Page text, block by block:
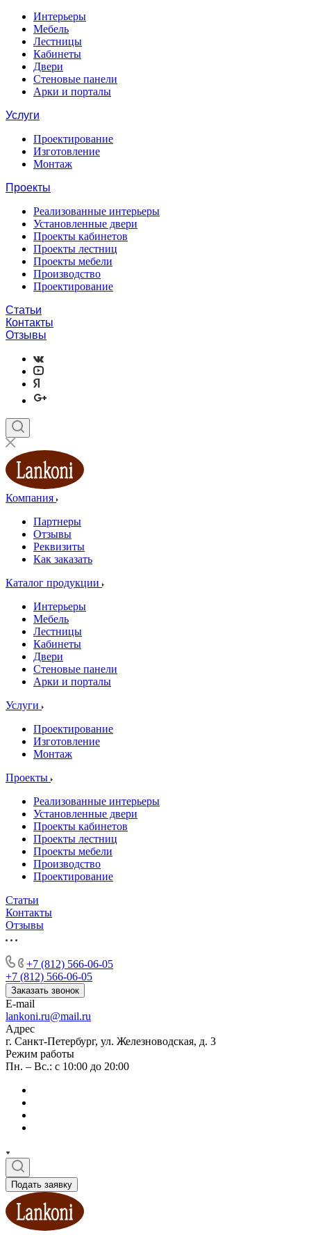
Интерьеры
Мебель
Лестницы
Кабинеты
Двери
Стеновые панели
Арки и порталы
Услуги
Проектирование
Изготовление
Монтаж
Проекты
Реализованные интерьеры
Установленные двери
Проекты кабинетов
Проекты лестниц
Проекты мебели
Производство
Проектирование
Статьи
Контакты
Отзывы
Компания
Партнеры
Отзывы
Реквизиты
Как заказать
Каталог продукции
Интерьеры
Мебель
Лестницы
Кабинеты
Двери
Стеновые панели
Арки и порталы
Услуги
Проектирование
Изготовление
Монтаж
Проекты
Реализованные интерьеры
Установленные двери
Проекты кабинетов
Проекты лестниц
Проекты мебели
Производство
Проектирование
Статьи
Контакты
Отзывы
+7 (812) 566-06-05
+7 (812) 566-06-05
Заказать звонок
E-mail
lankoni.ru@mail.ru
Адрес
г. Санкт-Петербург, ул. Железноводская, д. 3
Режим работы
Пн. – Вс.: с 10:00 до 20:00
Подать заявку